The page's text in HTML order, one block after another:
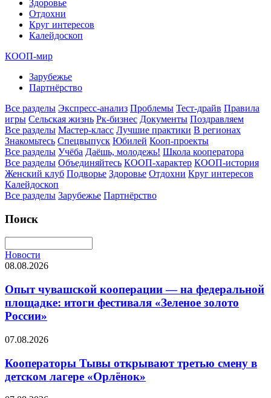
Здоровье
Отдохни
Круг интересов
Калейдоскоп
КООП-мир
Зарубежье
Партнёрство
Все разделы Экспресс-анализ Проблемы Тест-драйв Правила
игры Сельская жизнь Рк-бизнес Документы Поздравляем
Все разделы Мастер-класс Лучшие практики В регионах
Знакомьтесь Спецвыпуск Юбилей Кооп-проекты
Все разделы Учёба Даёшь, молодежь! Школа кооператора
Все разделы Объединяйтесь КООП-характер КООП-история
Женский клуб Подворье Здоровье Отдохни Круг интересов
Калейдоскоп
Все разделы Зарубежье Партнёрство
Поиск
Новости
08.08.2026
Опыт чувашской кооперации — на федеральной
площадке: итоги фестиваля «Зеленое золото
России»
07.08.2026
Кооператоры Тывы открывают третью смену в
детском лагере «Орлёнок»